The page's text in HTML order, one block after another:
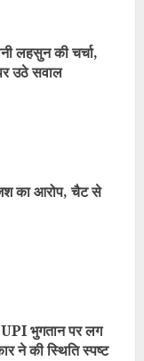
लहसुन की चर्चा,
उठे सवाल
का आरोप, चैट से
भुगतान पर लग
ने की स्थिति स्पष्ट